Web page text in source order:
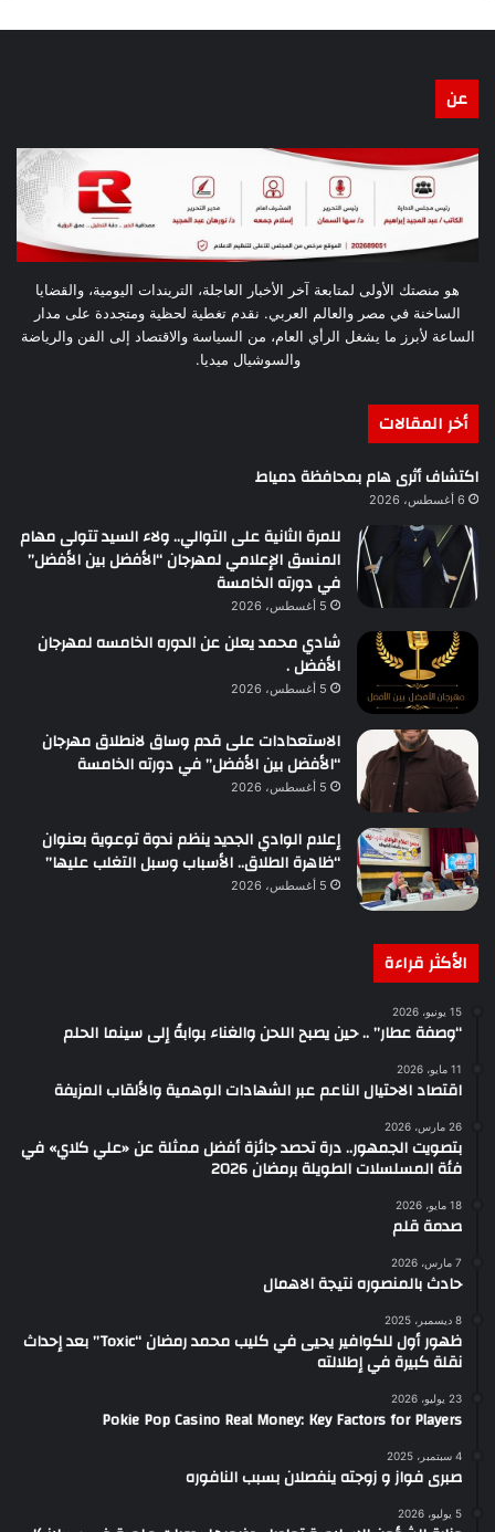
عن
هو منصتك الأولى لمتابعة آخر الأخبار العاجلة، التريندات اليومية، والقضايا
الساخنة في مصر والعالم العربي. نقدم تغطية لحظية ومتجددة على مدار
الساعة لأبرز ما يشغل الرأي العام، من السياسة والاقتصاد إلى الفن والرياضة
والسوشيال ميديا.
أخر المقالات
اكتشاف أثرى هام بمحافظة دمياط
6 أغسطس، 2026
للمرة الثانية على التوالي.. ولاء السيد تتولى مهام
المنسق الإعلامي لمهرجان “الأفضل بين الأفضل”
في دورته الخامسة
5 أغسطس، 2026
شادي محمد يعلن عن الدوره الخامسه لمهرجان
الأفضل .
5 أغسطس، 2026
الاستعدادات على قدم وساق لانطلاق مهرجان
“الأفضل بين الأفضل” في دورته الخامسة
5 أغسطس، 2026
إعلام الوادي الجديد ينظم ندوة توعوية بعنوان
“ظاهرة الطلاق.. الأسباب وسبل التغلب عليها”
5 أغسطس، 2026
الأكثر قراءة
15 يونيو، 2026
“وصفة عطار” .. حين يصبح اللحن والغناء بوابةً إلى سينما الحلم
11 مايو، 2026
اقتصاد الاحتيال الناعم عبر الشهادات الوهمية والألقاب المزيفة
26 مارس، 2026
بتصويت الجمهور.. درة تحصد جائزة أفضل ممثلة عن «علي كلاي» في
فئة المسلسلات الطويلة برمضان 2026
18 مايو، 2026
صدمة قلم
7 مارس، 2026
حادث بالمنصوره نتيجة الاهمال
8 ديسمبر، 2025
ظهور أول للكوافير يحيى في كليب محمد رمضان “Toxic” بعد إحداث
نقلة كبيرة في إطلالته
23 يوليو، 2026
Pokie Pop Casino Real Money: Key Factors for Players
4 سبتمبر، 2025
صبرى فواز و زوجته ينفصلان بسبب النافوره
5 يوليو، 2026